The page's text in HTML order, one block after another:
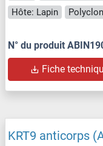
Hôte: Lapin
N° du produit
Fiche
KRT9 anticorps